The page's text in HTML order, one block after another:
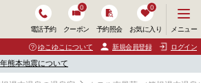
電話予約 クーポン
0
予約照会 お気に入り
0
ニ
ュ
ー
開
メニュー
ゆこゆこについて 新規会員登録 ログイン
熊本地震について